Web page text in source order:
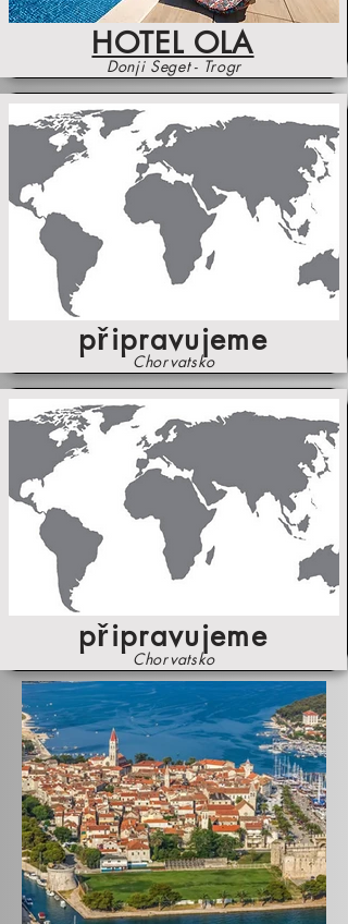
HOTEL OLA
Donji Seget - Trogr
připravujeme
Chorvatsko
připravujeme
Chorvatsko